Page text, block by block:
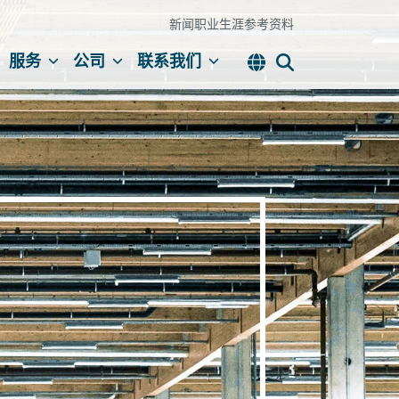
新闻职业生涯参考资料
服务 公司 联系我们